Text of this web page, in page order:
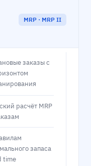
MRP · MRP II
заказы с
расчёт MRP
запаса
time